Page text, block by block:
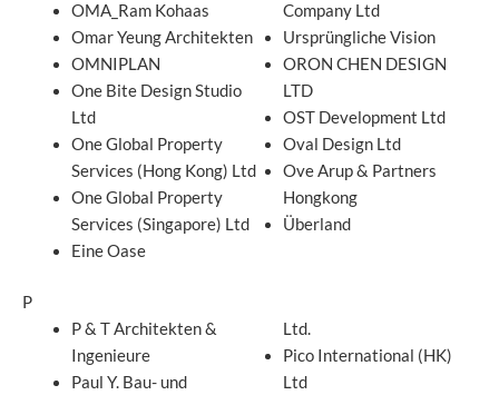
OMA_Ram Kohaas
Omar Yeung Architekten
OMNIPLAN
One Bite Design Studio
Ltd
One Global Property
Services (Hong Kong) Ltd
One Global Property
Services (Singapore) Ltd
Eine Oase
Company Ltd
Ursprüngliche Vision
ORON CHEN DESIGN
LTD
OST Development Ltd
Oval Design Ltd
Ove Arup & Partners
Hongkong
Überland
P
P & T Architekten &
Ingenieure
Paul Y. Bau- und
Ltd.
Pico International (HK)
Ltd